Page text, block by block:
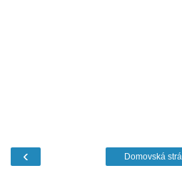
‹ Domovská